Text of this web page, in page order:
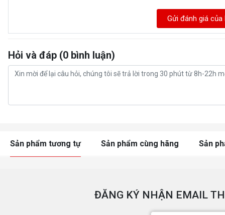
Gửi đánh giá của
Hỏi và đáp (0 bình luận)
Sản phẩm tương tự Sản phẩm cùng hãng Sản
ĐĂNG KÝ NHẬN EMAIL